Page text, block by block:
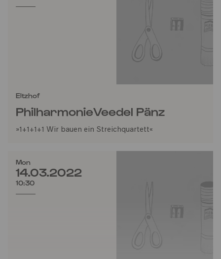
Eltzhof
PhilharmonieVeedel Pänz
»1+1+1+1 Wir bauen ein Streichquartett«
Mon
14.03.2022
10:30